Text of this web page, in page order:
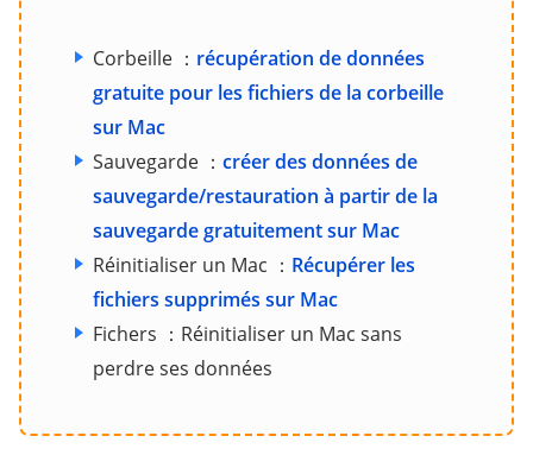
Corbeille ： récupération de données
gratuite pour les fichiers de la corbeille
sur Mac
Sauvegarde ： créer des données de
sauvegarde/restauration à partir de la
sauvegarde gratuitement sur Mac
Réinitialiser un Mac ： Récupérer les
fichiers supprimés sur Mac
Fichers ：Réinitialiser un Mac sans
perdre ses données